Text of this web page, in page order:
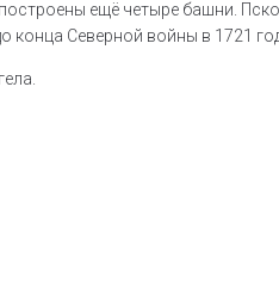
ещё четыре башни.
конца Северной войны в 1721